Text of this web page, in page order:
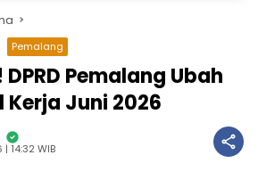
Pemalang
Pemalang Ubah
Juni 2026
14:32 WIB